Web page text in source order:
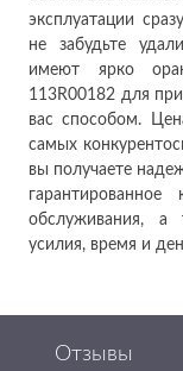
эксплуатации
не забудьте
имеют ярко
113R00182 для
вас способом.
самых
вы получаете
обслуживания, а
усилия, время и
Отзывы